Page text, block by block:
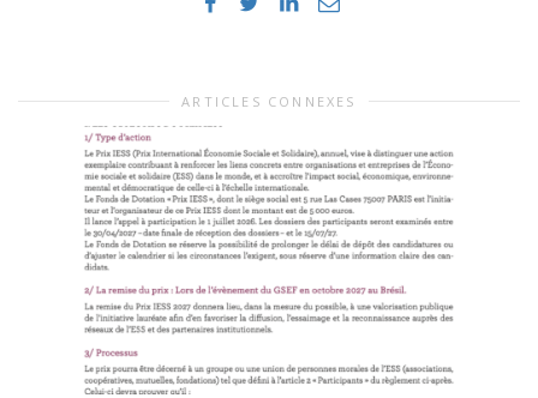
ARTICLES CONNEXES